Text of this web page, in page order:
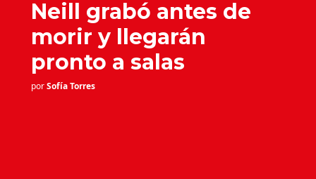
Neill grabó antes de
morir y llegarán
pronto a salas
porSofía Torres